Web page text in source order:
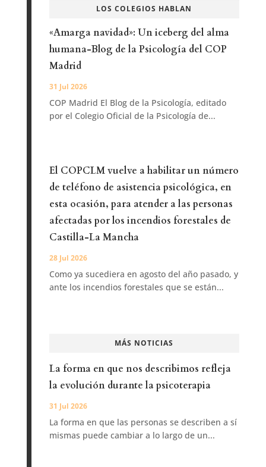
LOS COLEGIOS HABLAN
«Amarga navidad»: Un iceberg del alma
humana-Blog de la Psicología del COP
Madrid
31 Jul 2026
COP Madrid El Blog de la Psicología, editado
por el Colegio Oficial de la Psicología de...
El COPCLM vuelve a habilitar un número
de teléfono de asistencia psicológica, en
esta ocasión, para atender a las personas
afectadas por los incendios forestales de
Castilla-La Mancha
28 Jul 2026
Como ya sucediera en agosto del año pasado, y
ante los incendios forestales que se están...
MÁS NOTICIAS
La forma en que nos describimos refleja
la evolución durante la psicoterapia
31 Jul 2026
La forma en que las personas se describen a sí
mismas puede cambiar a lo largo de un...